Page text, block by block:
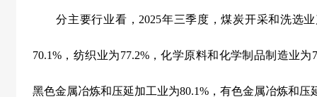
分主要行业看， 2025年三季度，煤炭开采和洗选
70.1% ，纺织业为77.2%，化学原料和化学制品制造业为
黑色金属冶炼和压延加工业为80.1% ，有色金属冶炼和压